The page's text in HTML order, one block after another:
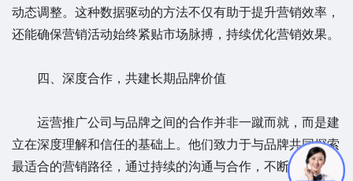
动态调整。这种数据驱动的方法不仅有助于提升营销效率，
还能确保营销活动始终紧贴市场脉搏，持续优化营销效果。
四、深度合作，共建长期品牌价值
运营推广公司与品牌之间的合作并非一蹴而就，而是建
立在深度理解和信任的基础上。他们致力于与品牌共同探索
最适合的营销路径，通过持续的沟通与合作，不断提升品牌